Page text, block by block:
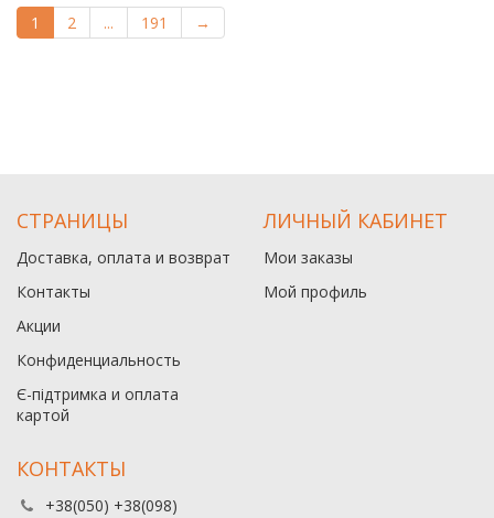
1 2 ... 191 →
СТРАНИЦЫ
Доставка, оплата и возврат
Контакты
Акции
Конфиденциальность
Є-підтримка и оплата
картой
ЛИЧНЫЙ КАБИНЕТ
Мои заказы
Мой профиль
КОНТАКТЫ
+38(050) +38(098)